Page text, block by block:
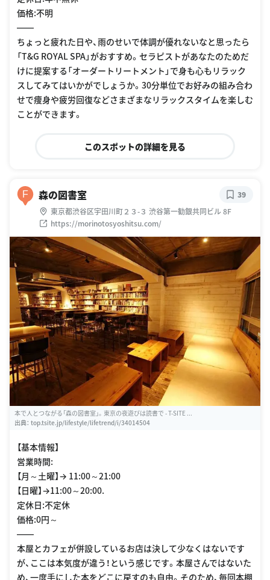
価格:不明
――
ちょっと疲れた日や、雨のせいで体調が優れないなと思ったら
「T&G ROYAL SPA」がおすすめ。セラピストがあなたのためだ
けに提案する「オーダートリートメント」で身も心もリラック
スしてみてはいかがでしょうか。30分単位でお好みの組み合わ
せで痩身や疲労回復などさまざまなリラックスタイムを楽しむ
ことができます。
このスポットの詳細を見る
F 森の図書室
東京都渋谷区宇田川町２３-３ 渋谷第一勧銀共同ビル 8F
https://morinotosyoshitsu.com/
39
本で人とつながる「森の図書室」。東京の夜遊びは読書で - T-SITE ...
出典： top.tsite.jp/lifestyle/lifetrend/i/34014504
【基本情報】
営業時間:
【月～土曜】→ 11:00～21:00
【日曜】→11:00～20:00.
定休日:不定休
価格:0円～
――
本屋とカフェが併設しているお店は決して少なくはないです
が、ここは本気度が違う！という感じです。本屋さんではないた
め、一度手にした本をどこに戻すのも自由。そのため、毎回本棚